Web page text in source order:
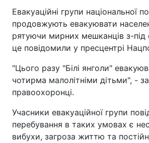
Евакуаційні групи національної
продовжують евакуювати
рятуючи мирних мешканців з-під
це повідомили у пресцентрі
"Цього разу "Білі янголи"
чотирма малолітніми дітьми", -
правоохоронці.
Учасники евакуаційної групи
перебування в таких умовах є
вибухи, загроза життю та